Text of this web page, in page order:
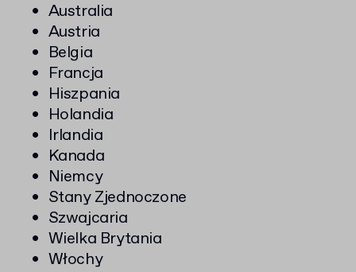
Australia
Austria
Belgia
Francja
Hiszpania
Holandia
Irlandia
Kanada
Niemcy
Stany Zjednoczone
Szwajcaria
Wielka Brytania
Włochy